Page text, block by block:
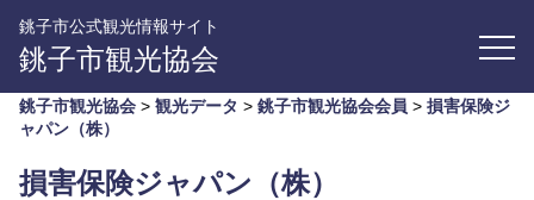
銚子市公式観光情報サイト
銚子市観光協会
銚子市観光協会 > 観光データ > 銚子市観光協会会員 > 損害保険ジ
ャパン（株）
損害保険ジャパン（株）